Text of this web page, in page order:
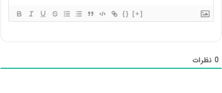
{} [+]
0 نظرات